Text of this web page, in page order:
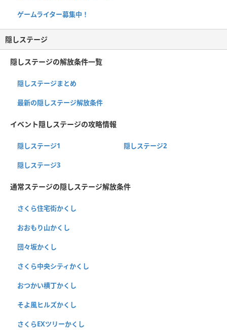
ゲームライター募集中！
隠しステージ
隠しステージの解放条件一覧
隠しステージまとめ
最新の隠しステージ解放条件
イベント隠しステージの攻略情報
隠しステージ1 隠しステージ2
隠しステージ3
通常ステージの隠しステージ解放条件
さくら住宅街かくし
おおもり山かくし
団々坂かくし
さくら中央シティかくし
おつかい横丁かくし
そよ風ヒルズかくし
さくらEXツリーかくし